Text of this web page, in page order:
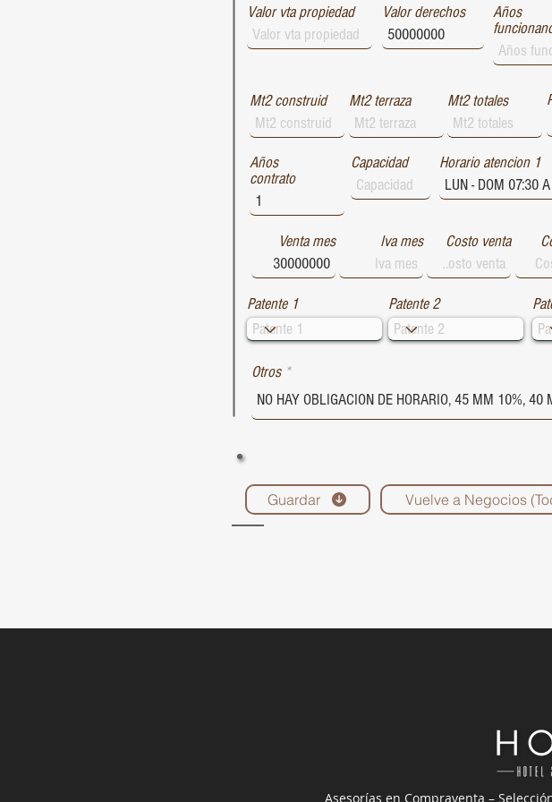
Valor vta propiedad Valor derechos
Años
Mt2 construid Mt2 terraza Mt2 totales
Años
contrato
Capacidad Horario atencion 1
Venta mes Iva mes Costo venta
Patente 1 Patente 2
Otros
Guardar Vuelve a Negocios
1729
1728
1727
Asesorías en Compraventa –